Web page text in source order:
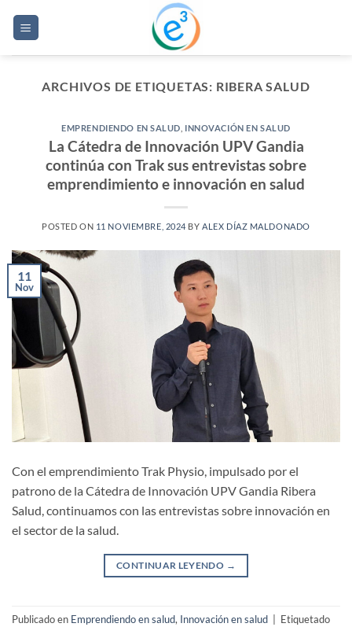
ARCHIVOS DE ETIQUETAS: RIBERA SALUD
EMPRENDIENDO EN SALUD INNOVACIÓN EN SALUD
La Cátedra de Innovación UPV Gandia
continúa con Trak sus entrevistas sobre
emprendimiento e innovación en salud
POSTED ON 11 NOVIEMBRE, 2024 BY ALEX DÍAZ MALDONADO
11
Nov
Con el emprendimiento Trak Physio, impulsado por el
patrono de la Cátedra de Innovación UPV Gandia Ribera
Salud, continuamos con las entrevistas sobre innovación en
el sector de la salud.
CONTINUAR LEYENDO →
Publicado en Emprendiendo en salud, Innovación en salud
Etiquetado